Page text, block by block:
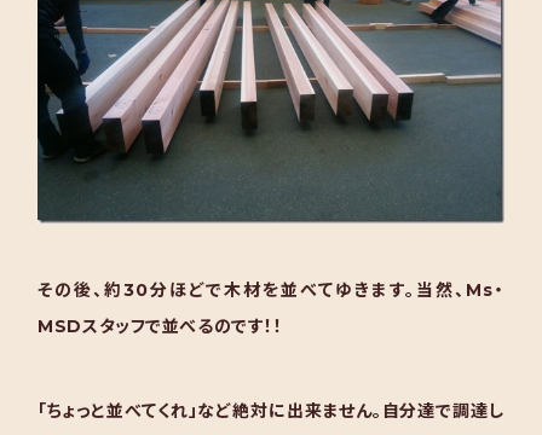
その後、約30分ほどで木材を並べてゆきます。当然、Ms・
MSDスタッフで並べるのです！！
「ちょっと並べてくれ」など絶対に出来ません。自分達で調達し